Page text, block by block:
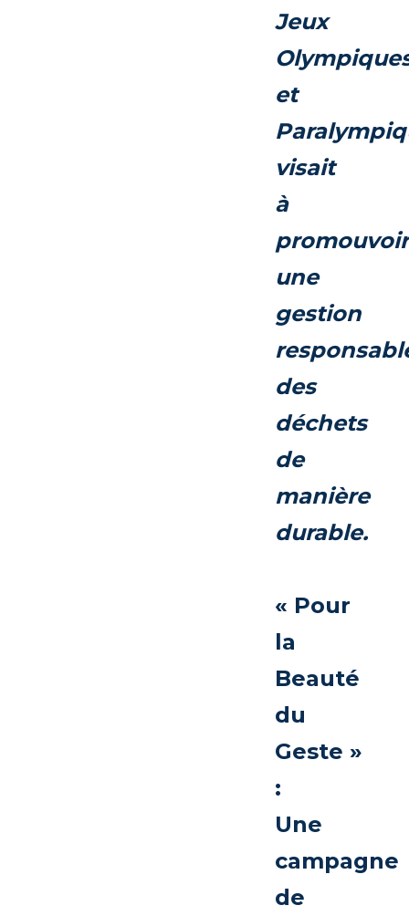
Jeux
et
visait
à
promouvoir
une
gestion
des
déchets
de
manière
durable.
« Pour
la
Beauté
du
Geste »
:
Une
campagne
de